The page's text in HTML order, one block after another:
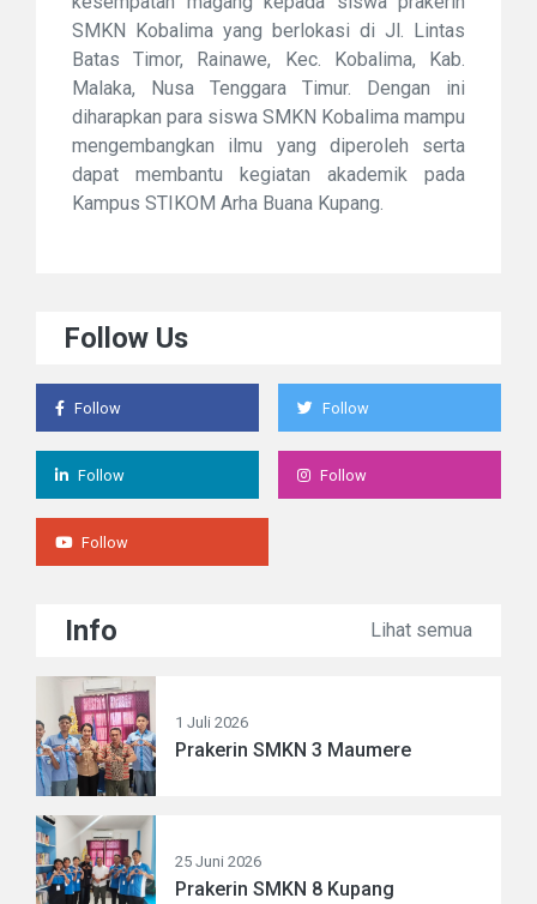
SMKN Kobalima yang berlokasi di Jl. Lintas
Batas Timor, Rainawe, Kec. Kobalima, Kab.
Malaka, Nusa Tenggara Timur. Dengan ini
diharapkan para siswa SMKN Kobalima mampu
mengembangkan ilmu yang diperoleh serta
dapat membantu kegiatan akademik pada
Kampus STIKOM Arha Buana Kupang.
Follow Us
Follow Follow
Follow Follow
Follow
Info Lihat semua
1 Juli 2026
Prakerin SMKN 3 Maumere
25 Juni 2026
Prakerin SMKN 8 Kupang